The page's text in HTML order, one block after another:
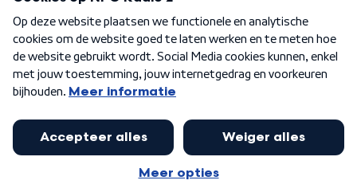
Algemene voorwaarden